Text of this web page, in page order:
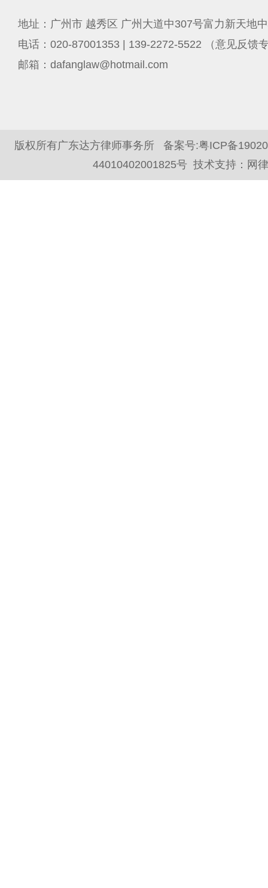
地址：广州市 越秀区 广州大道中307号富力新天地
电话：020-87001353 | 139-2272-5522 （意见反馈
邮箱：dafanglaw@hotmail.com
版权所有广东达方律师事务所 备案号:粤ICP备
44010402001825号 技术支持： 网